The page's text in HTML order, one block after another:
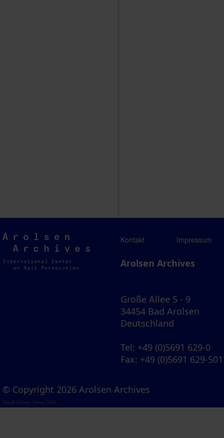
Arolsen
Archives
Kontakt Impressum
Arolsen Archives
Große Allee 5 - 9
34454 Bad Arolsen
Deutschland
Tel: +49 (0)5691 629-0
Fax: +49 (0)5691 629-501
© Copyright 2026 Arolsen Archives
Visual Library Server 2026